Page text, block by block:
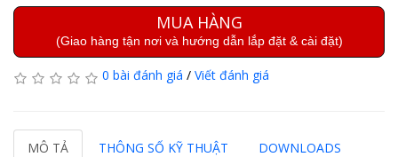
MUA HÀNG
(Giao hàng tận nơi và hướng dẫn lắp đặt & cài đặt)
0 bài đánh giá / Viết đánh giá
MÔ TẢ THÔNG SỐ KỸ THUẬT DOWNLOADS